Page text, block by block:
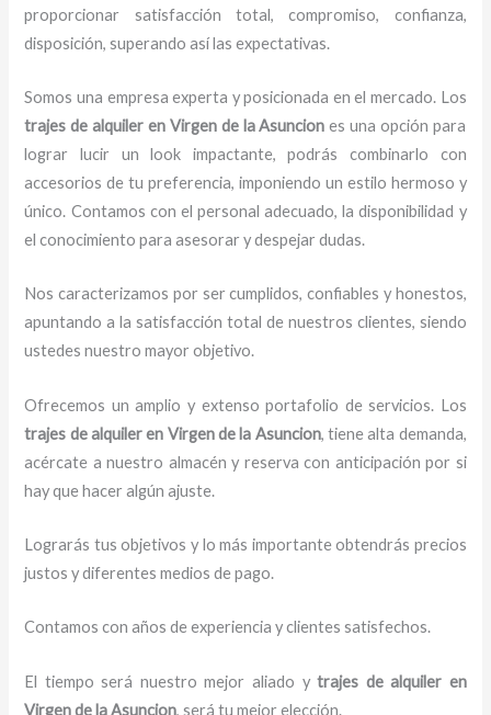
proporcionar satisfacción total, compromiso, confianza,
disposición, superando así las expectativas.
Somos una empresa experta y posicionada en el mercado. Los
trajes de alquiler en Virgen de la Asunciones una opción para
lograr lucir un look impactante, podrás combinarlo con
accesorios de tu preferencia, imponiendo un estilo hermoso y
único. Contamos con el personal adecuado, la disponibilidad y
el conocimiento para asesorar y despejar dudas.
Nos caracterizamos por ser cumplidos, confiables y honestos,
apuntando a la satisfacción total de nuestros clientes, siendo
ustedes nuestro mayor objetivo.
Ofrecemos un amplio y extenso portafolio de servicios. Los
trajes de alquileren Virgen de la Asuncion, tiene alta demanda,
acércate a nuestro almacén y reserva con anticipación por si
hay que hacer algún ajuste.
Lograrás tus objetivos y lo más importante obtendrás precios
justos y diferentes medios de pago.
Contamos con años de experiencia y clientes satisfechos.
El tiempo será nuestro mejor aliado ytrajes de alquiler en
Virgen de la Asuncion, será tu mejor elección.